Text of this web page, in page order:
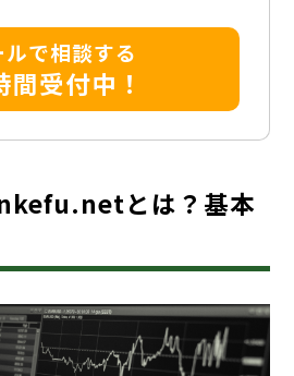
ルで相談する
間受付中！
とは？基本